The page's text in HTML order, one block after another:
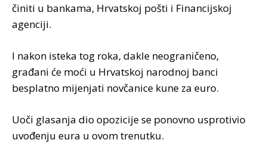
činiti u bankama, Hrvatskoj pošti i Financijskoj
agenciji.
I nakon isteka tog roka, dakle neograničeno,
građani će moći u Hrvatskoj narodnoj banci
besplatno mijenjati novčanice kune za euro.
Uoči glasanja dio opozicije se ponovno usprotivio
uvođenju eura u ovom trenutku.